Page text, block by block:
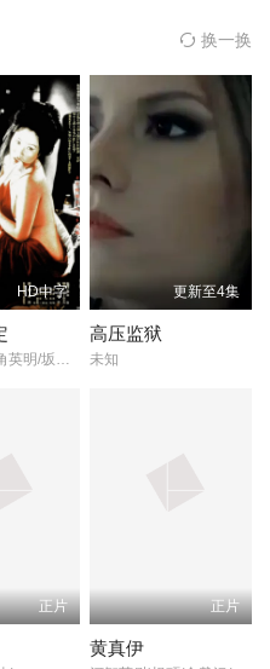
希望您能喜欢！
连自己的学生都看不起。 想说
和平常可不一样啦。 「现在
美结脸上、让她吓到腿软瘫
换一换
HD中字
宮下順子/江角英明/坂本長利/
更新至4集
高压监狱
未知
正片 正片
黄真伊